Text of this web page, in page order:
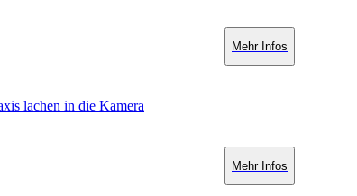
Mehr Infos
Mehr Infos